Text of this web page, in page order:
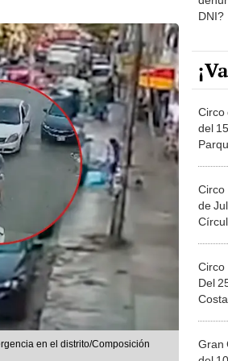
en el distrito/Composición
DNI?
Circo
del
Circo
de
Circo
Del
Gran